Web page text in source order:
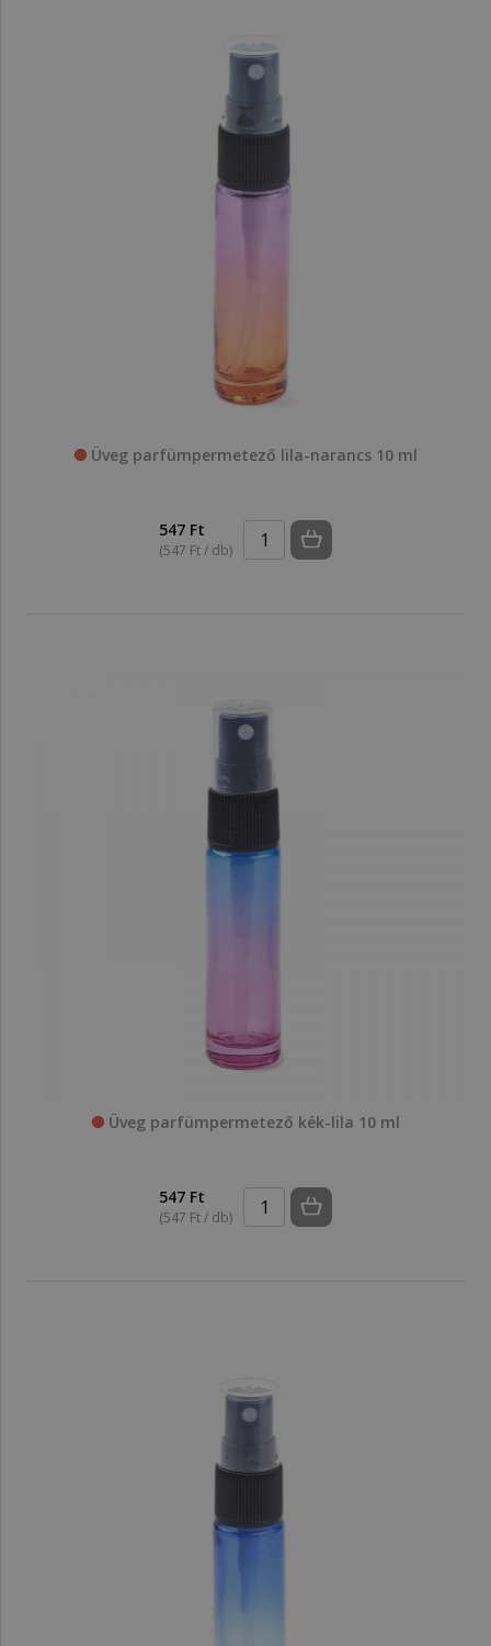
Üveg parfümpermetező lila-narancs 10 ml
547 Ft
(547 Ft / db)
Üveg parfümpermetező kék-lila 10 ml
547 Ft
(547 Ft / db)